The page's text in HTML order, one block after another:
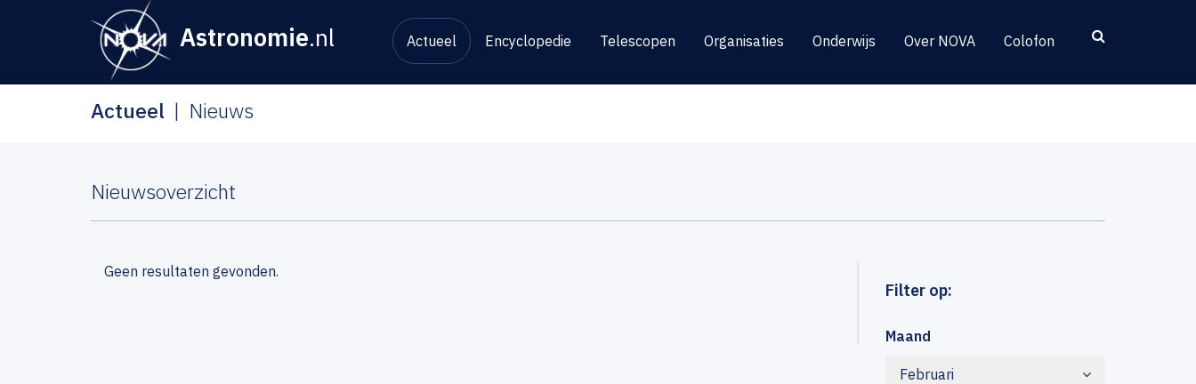
Astronomie.nl Actueel Encyclopedie Telescopen Organisaties Onderwijs Over NOVA Colofon
Actueel Nieuws
Nieuwsoverzicht
Filter op:
Maand
Februari
Geen resultaten gevonden.